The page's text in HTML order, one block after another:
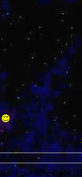
Дата регистрации: